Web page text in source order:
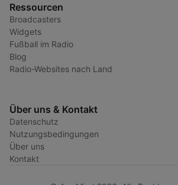
Ressourcen
Broadcasters
Widgets
Fußball im Radio
Blog
Radio-Websites nach Land
Über uns & Kontakt
Datenschutz
Nutzungsbedingungen
Über uns
Kontakt